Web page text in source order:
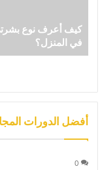
كيف أعرف نوع
في المنزل؟
أفضل الدورات
0